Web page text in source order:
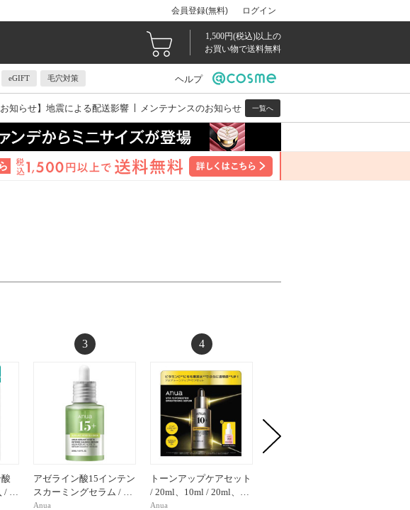
会員登録(無料) ログイン
1,500円(税込)以上の
お買い物で送料無料
eGIFT 毛穴対策 ヘルプ
お知らせ】 地震による配送影響 メンテナンスのお知らせ 一覧へ
/ …
3
アゼライン酸15インテン
スカーミングセラム / …
Anua
4
トーンアップケアセット
/ 20ml、10ml / 20ml、…
Anua